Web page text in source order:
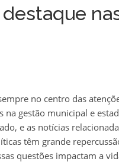
no centro das
na gestão municipal e
e as notícias
têm grande
questões impactam a